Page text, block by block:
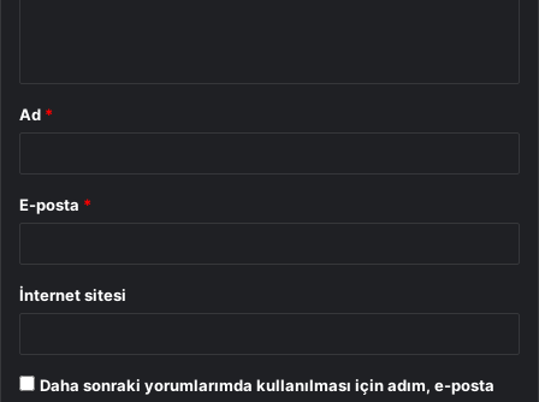
Ad *
E-posta *
İnternet sitesi
Daha sonraki yorumlarımda kullanılması için adım, e-posta